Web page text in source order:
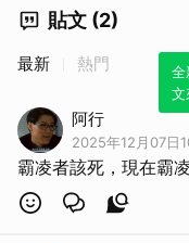
貼文 (2)
全
文
最新 熱門
阿行
2025年12月07日
霸凌者該死，現在霸